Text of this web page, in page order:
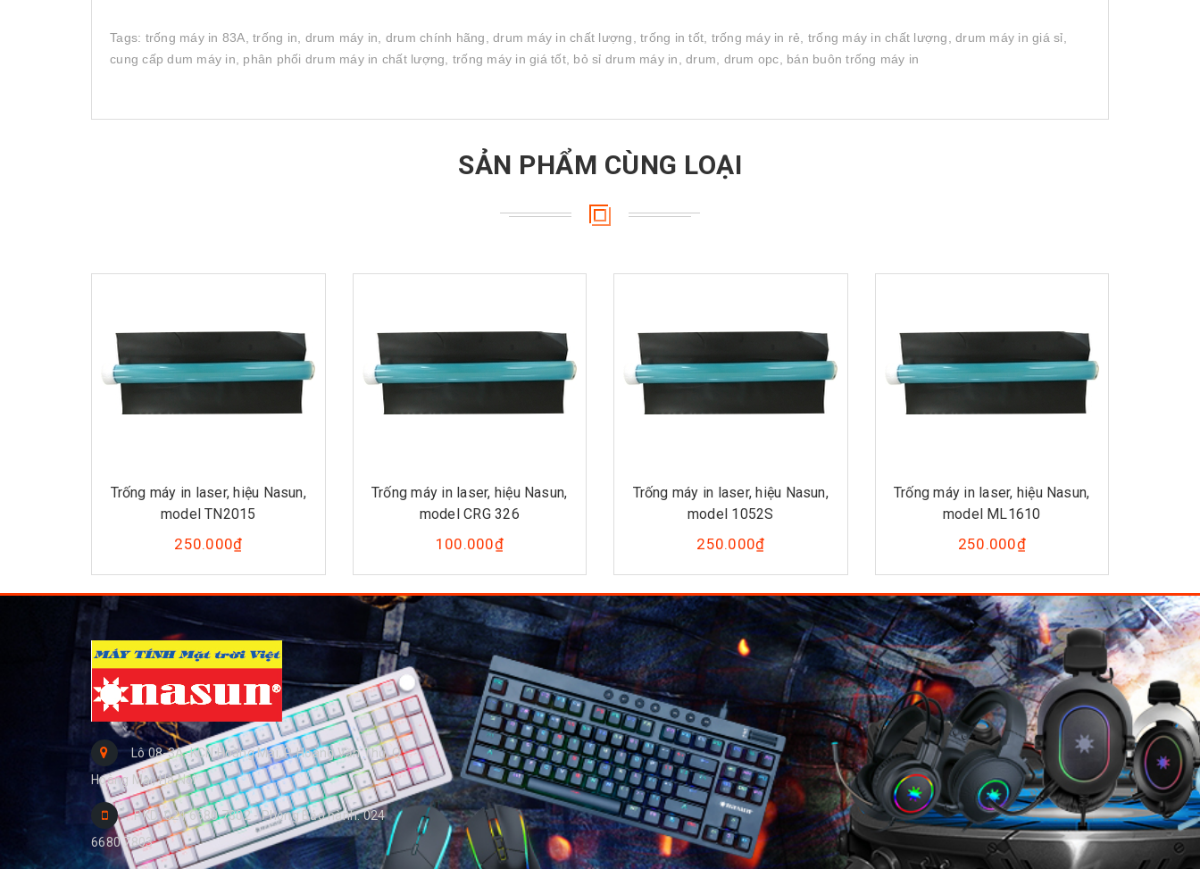
Tags: trống máy in 83A, trống in, drum máy in, drum chính hãng, drum máy in chất lượng, trống in tốt, trống máy in rẻ, trống máy in chất lượng, drum máy in giá sỉ,
cung cấp dum máy in, phân phối drum máy in chất lượng, trống máy in giá tốt, bỏ sỉ drum máy in, drum, drum opc, bán buôn trống máy in
SẢN PHẨM CÙNG LOẠI
Trống máy in laser, hiệu Nasun,
model TN2015
250.000₫
Trống máy in laser, hiệu Nasun,
model CRG 326
100.000₫
Trống máy in laser, hiệu Nasun,
model 1052S
250.000₫
Trống máy in laser, hiệu Nasun,
model ML1610
250.000₫
Lô 08-3A, KCN Hoàng Mai, P. Hoàng Văn Thụ, Q.
Hoàng Mai, Hà Nội
PKD: 024 6680 7802 - Phòng Bảo hành: 024
6680 7803